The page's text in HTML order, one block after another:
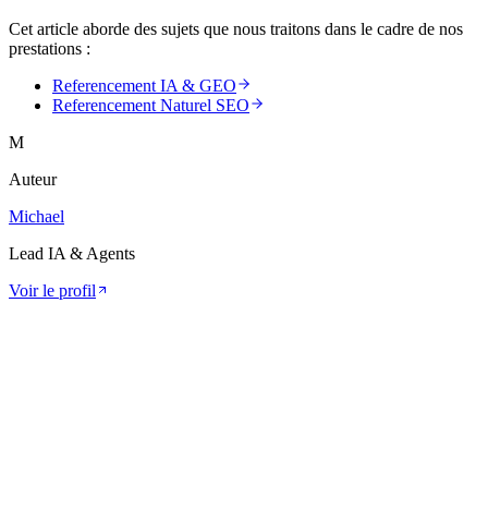
Cet article aborde des sujets que nous traitons dans le cadre de nos
prestations :
Referencement IA & GEO
Referencement Naturel SEO
M
Auteur
Michael
Lead IA & Agents
Voir le profil